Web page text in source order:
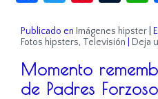
Publicado en Imágenes hipster
Fotos hipsters, Televisión Deja
Momento
de Padres